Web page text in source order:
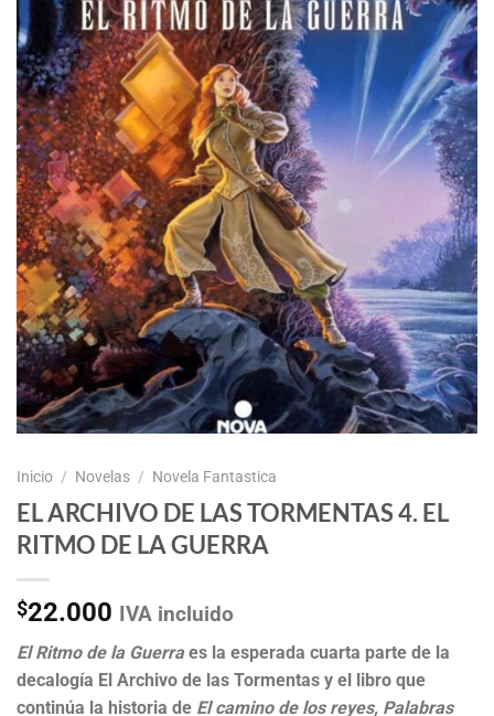
Inicio / Novelas / Novela Fantastica
EL ARCHIVO DE LAS TORMENTAS 4. EL
RITMO DE LA GUERRA
$22.000 IVA incluido
El Ritmo de la Guerraes la esperada cuarta parte de la
decalogía El Archivo de las Tormentas y el libro que
continúa la historia de El camino de los reyes, Palabras